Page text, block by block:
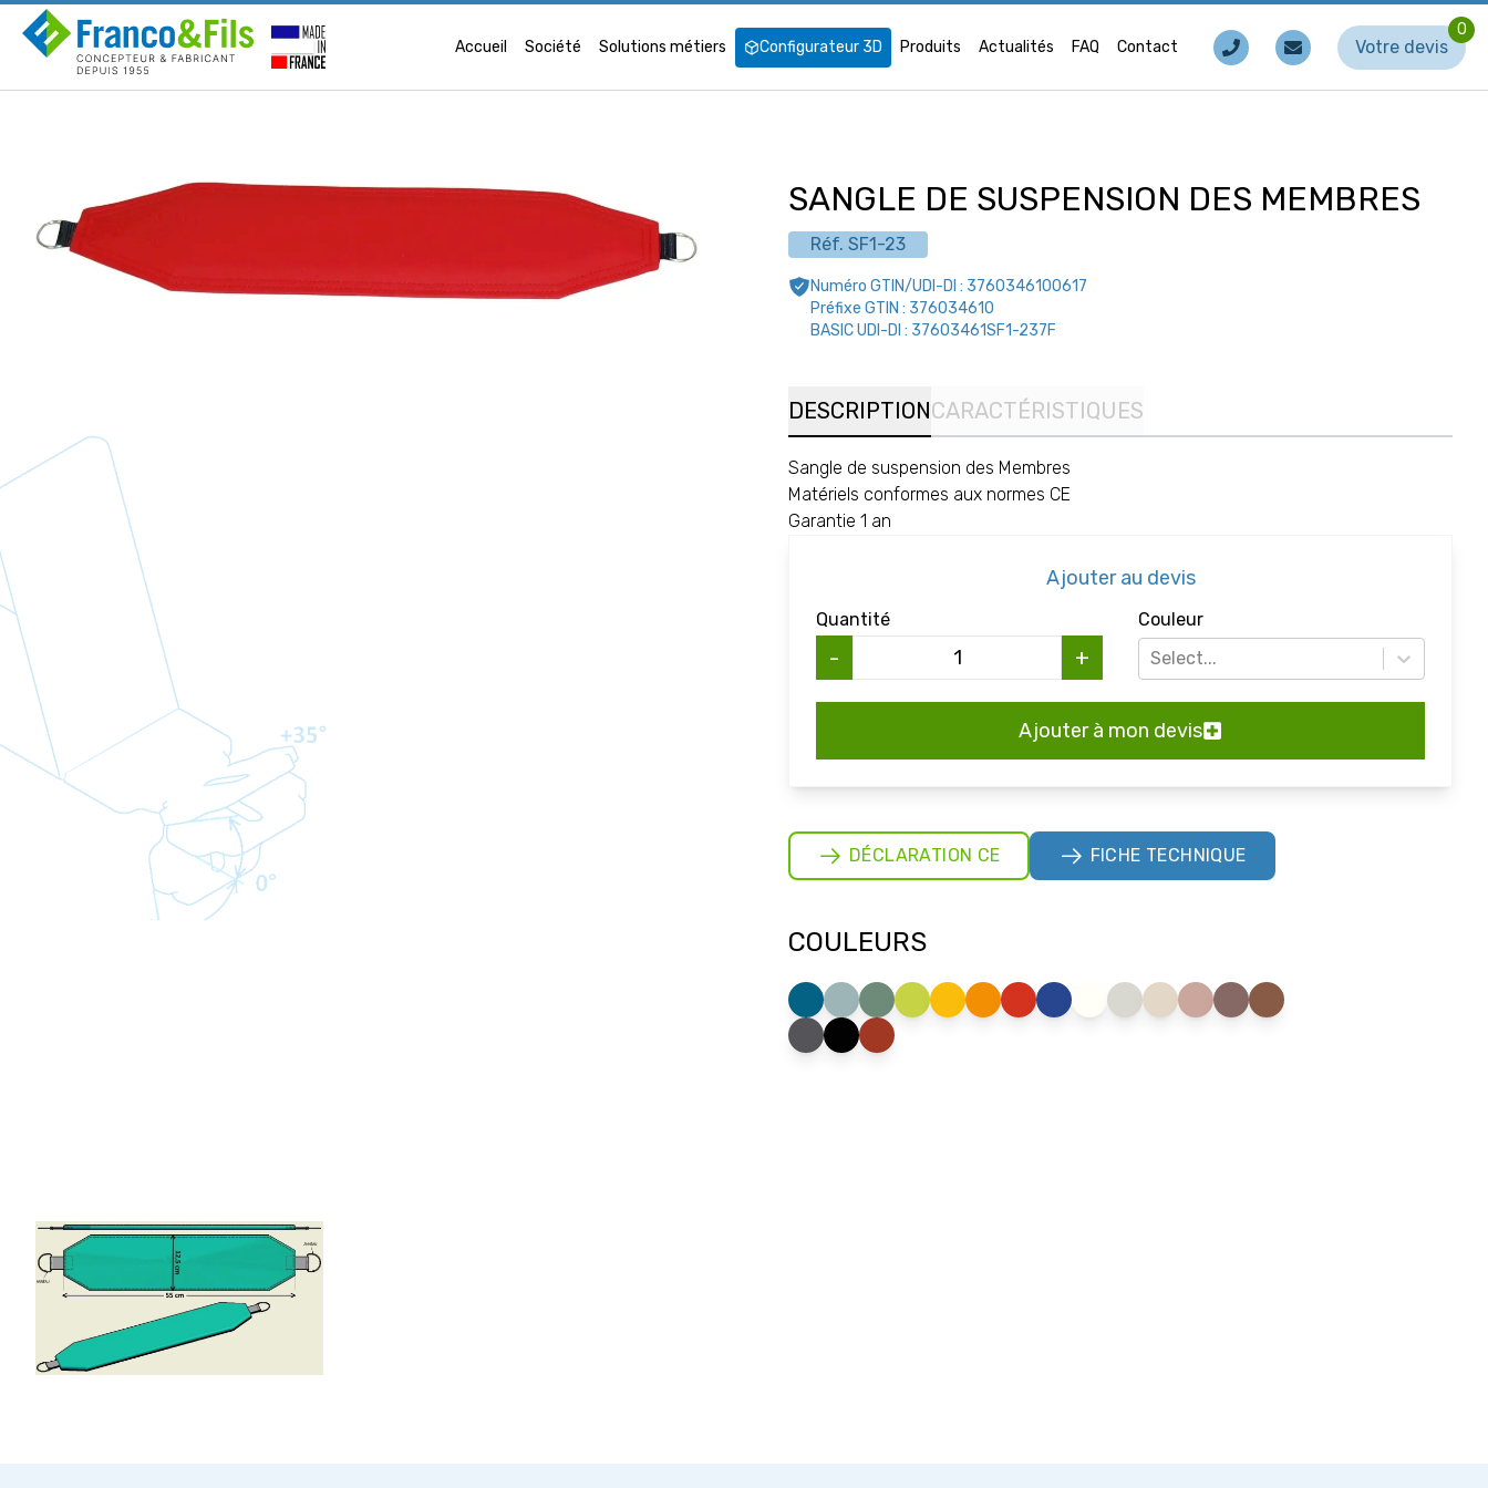
Accueil Société Solutions métiers Configurateur 3D Produits Actualités FAQ Contact Votre devis
0
SANGLE DE SUSPENSION DES MEMBRES
Réf. SF1-23
Numéro GTIN/UDI-DI : 3760346100617
Préfixe GTIN : 376034610
BASIC UDI-DI : 37603461SF1-237F
DESCRIPTIONCARACTÉRISTIQUES
Sangle de suspension des Membres
Matériels conformes aux normes CE
Garantie 1 an
Ajouter au devis
Quantité
- +
Couleur
Select...
Ajouter à mon devis
DÉCLARATION CE FICHE TECHNIQUE
COULEURS